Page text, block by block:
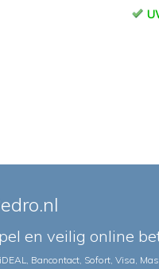
en veilig online
Bancontact, Sofort, Visa,